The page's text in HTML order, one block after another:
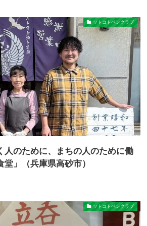
ソトコトペンクラブ
人のために、まちの人のために働
堂」（兵庫県高砂市）
ソトコトペンクラブ